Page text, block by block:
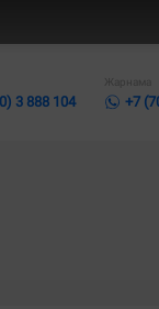
3 888 104
Жарнама
+7